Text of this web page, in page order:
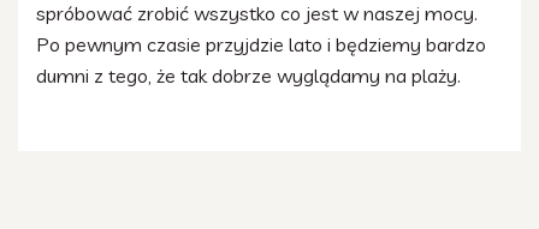
spróbować zrobić wszystko co jest w naszej mocy.
Po pewnym czasie przyjdzie lato i będziemy bardzo
dumni z tego, że tak dobrze wyglądamy na plaży.